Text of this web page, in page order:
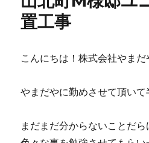
置工事
こんにちは！株式会社やまだ
やまだやに勤めさせて頂いて
まだまだ分からないことだ